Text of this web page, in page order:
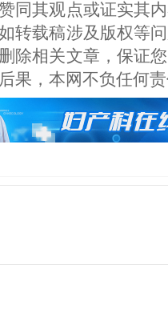
同其观点或证实其
转载稿涉及版权等
除相关文章，保证
果，本网不负任何